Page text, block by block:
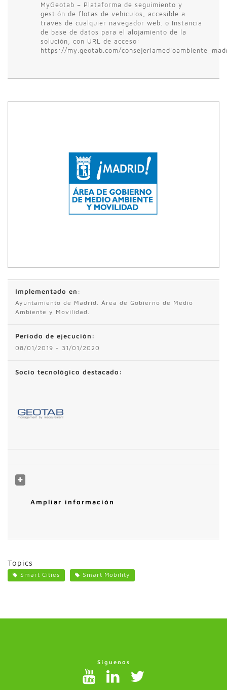
MyGeotab – Plataforma de seguimiento y
gestión de flotas de vehículos, accesible a
través de cualquier navegador web. o Instancia
de base de datos para el alojamiento de la
solución, con URL de acceso:
https://my.geotab.com/
Implementado en:
Ayuntamiento de Madrid. Área de Gobierno de Medio
Ambiente y Movilidad.
Periodo de ejecución:
08/01/2019 - 31/01/2020
Socio tecnológico destacado:
Ampliar información
Topics
Smart Cities Smart Mobility
Síguenos